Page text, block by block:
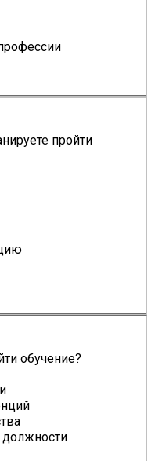
пройти
обучение?
должности